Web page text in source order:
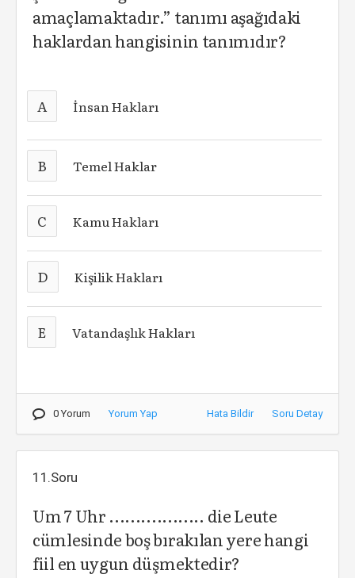
amaçlamaktadır.” tanımı aşağıdaki
haklardan hangisinin tanımıdır?
A İnsan Hakları
B Temel Haklar
C Kamu Hakları
D Kişilik Hakları
E Vatandaşlık Hakları
0 Yorum Yorum Yap Hata Bildir Soru Detay
11.Soru
Um 7 Uhr .................. die Leute
cümlesinde boş bırakılan yere hangi
fiil en uygun düşmektedir?